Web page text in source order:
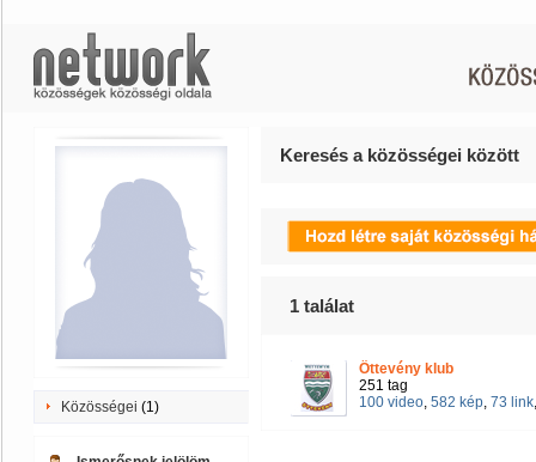
Közösségei (1)
Keresés a közösségei között
1 találat
Öttevény klub
251 tag
100 video, 582 kép, 73 link